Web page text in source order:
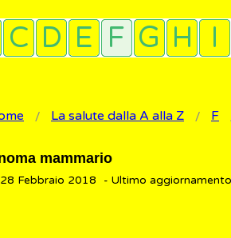
La salute dalla A alla Z F
mammario
Febbraio 2018 - Ultimo